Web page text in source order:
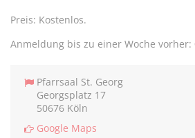
Preis: Kostenlos.
Anmeldung bis zu einer Woche vorher:
Pfarrsaal St. Georg
Georgsplatz 17
50676 Köln
Google Maps